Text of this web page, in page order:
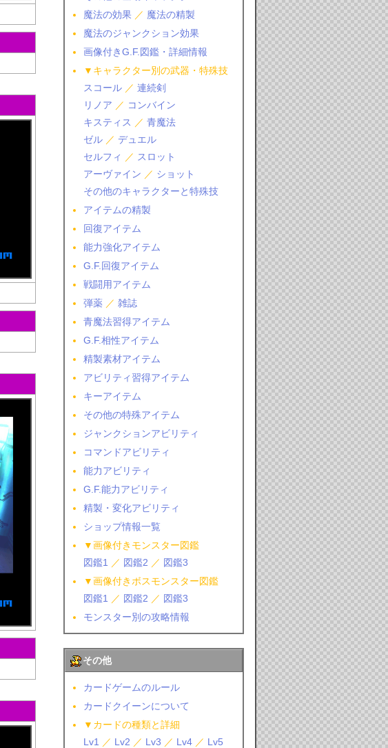
魔法の効果 ／ 魔法の精製
魔法のジャンクション効果
画像付きG.F.図鑑・詳細情報
▼キャラクター別の武器・特殊技
スコール ／ 連続剣
リノア ／ コンバイン
キスティス ／ 青魔法
ゼル ／ デュエル
セルフィ
／ スロット
アーヴァイン ／ ショット
その他のキャラクターと特殊技
アイテムの精製
回復アイテム
能力強化アイテム
G.F.回復アイテム
戦闘用アイテム
弾薬 ／ 雑誌
青魔法習得アイテム
G.F.相性アイテム
精製素材アイテム
アビリティ習得アイテム
キーアイテム
その他の特殊アイテム
ジャンクションアビリティ
コマンドアビリティ
能力アビリティ
G.F.能力アビリティ
精製・変化アビリティ
ショップ情報一覧
▼画像付きモンスター図鑑
図鑑1
／ 図鑑2 ／ 図鑑3
▼画像付きボスモンスター図鑑
図鑑1
／ 図鑑2 ／ 図鑑3
モンスター別の攻略情報
その他
カードゲームのルール
カードクイーンについて
▼カードの種類と詳細
Lv1
／ Lv2 ／ Lv3 ／ Lv4 ／ Lv5